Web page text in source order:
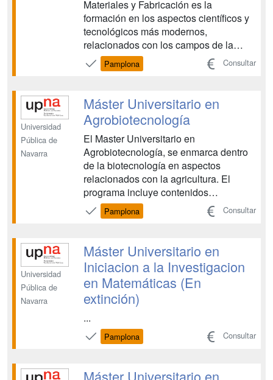
Materiales y Fabricación es la
formación en los aspectos científicos y
tecnológicos más modernos,
relacionados con los campos de la
Ingeniería de Fabricación y Tecnologías
de Materiales, a través del estudio,
procesos y sistemas de producción
industrial, y de la ciencia,...
Pamplona Consultar
Universidad
Pública de
Navarra
Máster Universitario en
Agrobiotecnología
El Master Universitario en
Agrobiotecnología, se enmarca dentro
de la biotecnología en aspectos
relacionados con la agricultura. El
programa incluye contenidos
metodológicos y fundamentales
necesarios para la comprensión de las
en agricultura y el conocimiento de la
relación de las plantas con su
entorno....
Pamplona Consultar
Universidad
Pública de
Navarra
Máster Universitario en
Iniciacion a la Investigacion
en Matemáticas (En
extinción)
...
Pamplona Consultar
Máster Universitario en